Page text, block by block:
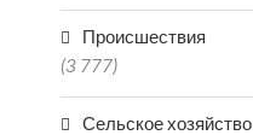
Происшествия
(3 777)
Сельское хозяйство